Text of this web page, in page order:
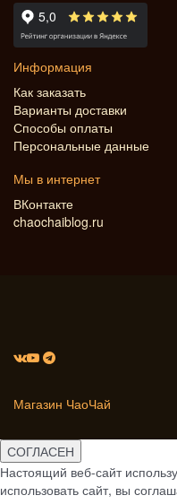
Информация
Как заказать
Варианты доставки
Способы оплаты
Персональные данные
Мы в интернет
ВКонтакте
chaochaiblog.ru
Магазин ЧаоЧай
СОГЛАСЕН
Настоящий веб-сайт
использовать сайт, вы